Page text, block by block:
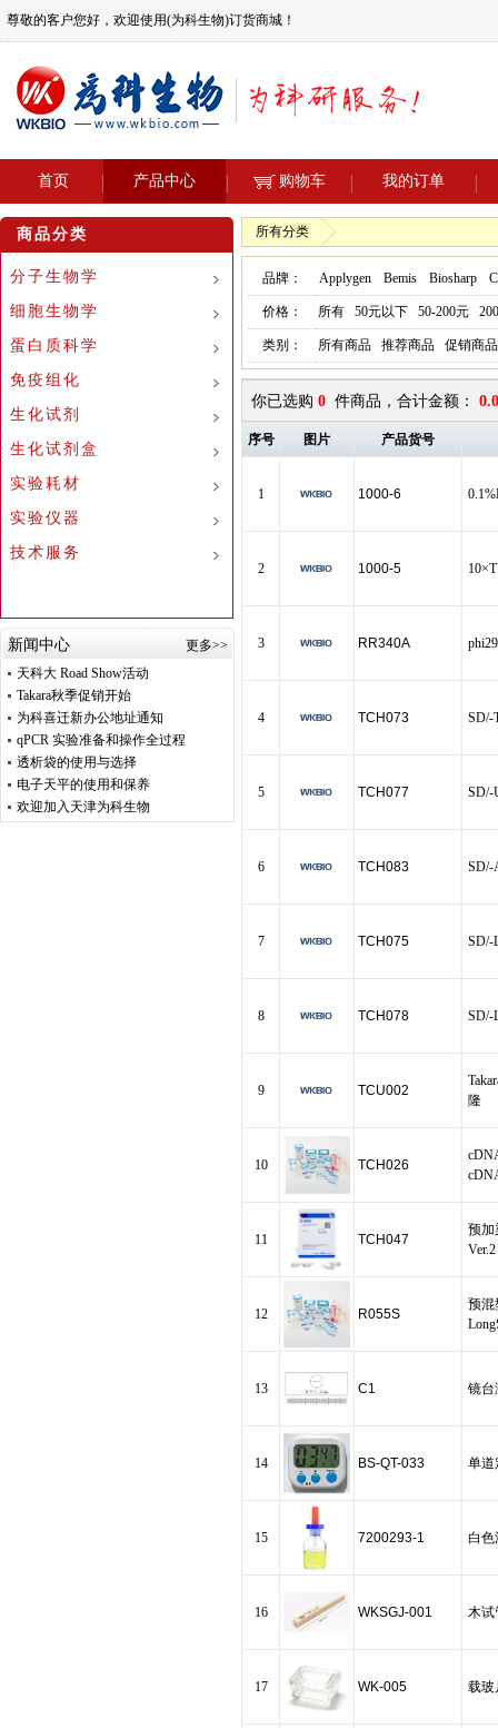
尊敬的客户您好，欢迎使用(为科生物)订货商城！
首页 产品中心 购物车 我的订单
商品分类
分子生物学
细胞生物学
蛋白质科学
免疫组化
生化试剂
生化试剂盒
实验耗材
实验仪器
技术服务
新闻中心
更多>>
天科大 Road Show活动
Takara秋季促销开始
为科喜迁新办公地址通知
qPCR 实验准备和操作全过程
透析袋的使用与选择
电子天平的使用和保养
欢迎加入天津为科生物
所有分类
品牌： Applygen Bemis Biosharp
价格： 所有 50元以下 50-200元
类别： 所有商品 推荐商品 促销商品
你已选购 0 件商品，合计金额：
序号 图片 产品货号
1 1000-6
2 1000-5
3 RR340A
4 TCH073 SD/-
5 TCH077 SD/-
6 TCH083 SD/-
7 TCH075 SD/-
8 TCH078 SD/-
9 TCU002
隆
10 TCH026
11 TCH047
预加
Ver.2
12 R055S
预混
13 C1 镜台
14 BS-QT-033 单道
15 7200293-1 白色
16 WKSGJ-001 木试
17 WK-005 载玻